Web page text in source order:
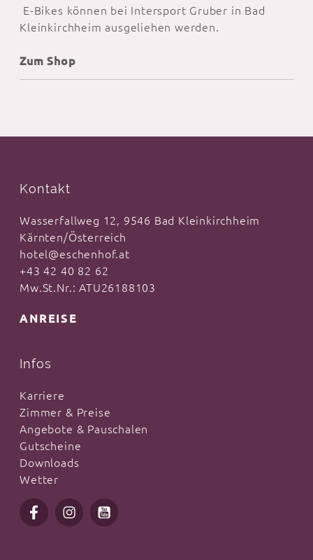
E-Bikes können bei Intersport Gruber in Bad
Kleinkirchheim ausgeliehen werden.
Zum Shop
Kontakt
Wasserfallweg 12, 9546 Bad Kleinkirchheim
Kärnten/Österreich
hotel@eschenhof.at
+43 42 40 82 62
Mw.St.Nr.: ATU26188103
ANREISE
Infos
Karriere
Zimmer & Preise
Angebote & Pauschalen
Gutscheine
Downloads
Wetter